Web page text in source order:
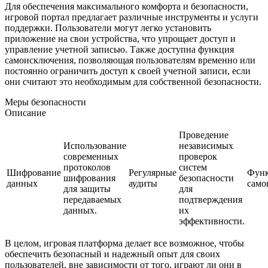
Для обеспечения максимального комфорта и безопасности,
игровой портал предлагает различные инструменты и услуги
поддержки. Пользователи могут легко установить
приложение на свои устройства, что упрощает доступ и
управление учетной записью. Также доступна функция
самоисключения, позволяющая пользователям временно или
постоянно ограничить доступ к своей учетной записи, если
они считают это необходимым для собственной безопасности.
Меры безопасности
Описание
Шифрование
данных
Использование
современных
протоколов
шифрования
для защиты
передаваемых
данных.
Регулярные
аудиты
Проведение
независимых
проверок
систем
безопасности
для
подтверждения
их
эффективности.
В целом, игровая платформа делает все возможное, чтобы
обеспечить безопасный и надежный опыт для своих
пользователей, вне зависимости от того, играют ли они в